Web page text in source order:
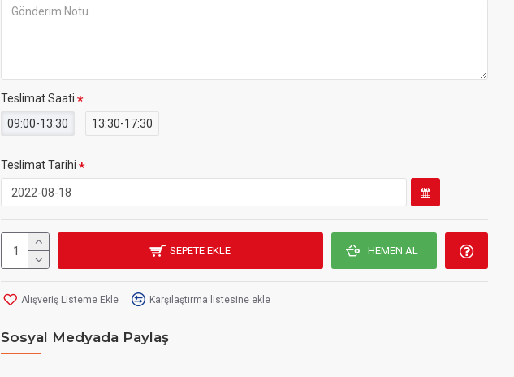
Teslimat Saati
09:00-13:30
13:30-17:30
Teslimat Tarihi
SEPETE EKLE HEMEN AL
Alışveriş Listeme Ekle Karşılaştırma listesine ekle
Sosyal Medyada Paylaş